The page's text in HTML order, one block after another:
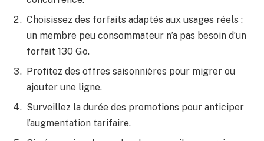
Choisissez des forfaits adaptés aux usages réels :
un membre peu consommateur n’a pas besoin d’un
forfait 130 Go.
Profitez des offres saisonnières pour migrer ou
ajouter une ligne.
Surveillez la durée des promotions pour anticiper
l’augmentation tarifaire.